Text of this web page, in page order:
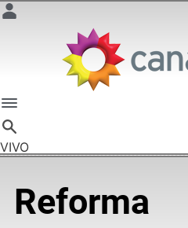
VIVO
Reforma